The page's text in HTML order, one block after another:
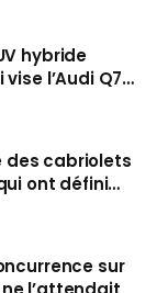
hybride
l’Audi Q7
des cabriolets
ont défini
vent
sur